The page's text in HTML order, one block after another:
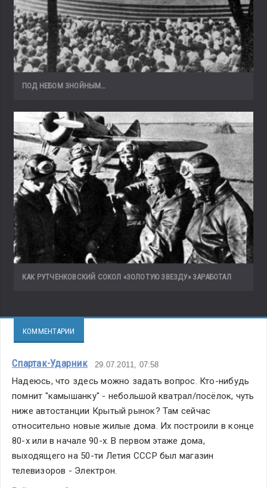
ПОД НЕБОМ ЗНОЙНЫМ…
КАК РУТЧЕНКОВСКИЙ СОКОЛ «ЗОЛОТУЮ ЗВЕЗДУ» ЗАРАБОТАЛ
КОММЕНТАРИИ
Спартак-Ударник 29.07.2011, 07:58
Надеюсь, что здесь можно задать вопрос. Кто-нибудь
помнит "камышанку" - небольшой кватрал/посёлок, чуть
ниже автостанции Крытый рынок? Там сейчас
относительно новые жилые дома. Их построили в конце
80-х или в начале 90-х. В первом этаже дома,
выходящего на 50-ти Летия СССР был магазин
телевизоров - Электрон.